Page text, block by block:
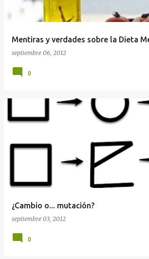
Mentiras y verdades sobre la Dieta
septiembre 06, 2012
0
¿Cambio o... mutación?
septiembre 03, 2012
0